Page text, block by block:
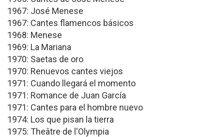
1967: José Menese
1967: Cantes flamencos básicos
1968: Menese
1969: La Mariana
1970: Saetas de oro
1970: Renuevos cantes viejos
1971: Cuando llegará el momento
1971: Romance de Juan García
1971: Cantes para el hombre nuevo
1974: Los que pisan la tierra
1975: Theâtre de l'Olympia